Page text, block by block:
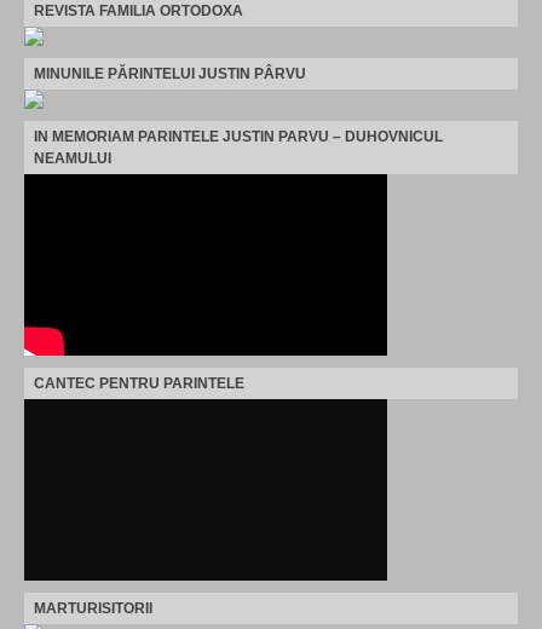
REVISTA FAMILIA ORTODOXA
MINUNILE PĂRINTELUI JUSTIN PÂRVU
IN MEMORIAM PARINTELE JUSTIN PARVU – DUHOVNICUL
NEAMULUI
CANTEC PENTRU PARINTELE
MARTURISITORII